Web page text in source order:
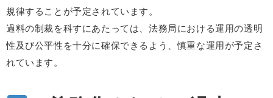
規律することが予定されています。
過料の制裁を科すにあたっては、法務局における運用の透明
性及び公平性を十分に確保できるよう、慎重な運用が予定さ
れています。